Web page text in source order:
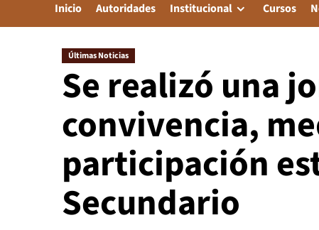
Inicio Autoridades Institucional Cursos
Últimas Noticias
Se realizó una
convivencia,
participación
Secundario